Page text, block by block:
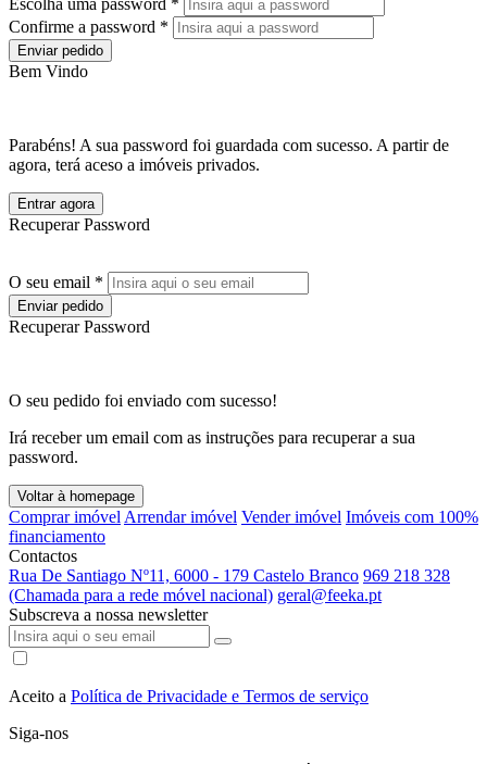
Escolha uma password *
Confirme a password *
Enviar pedido
Bem Vindo
Parabéns! A sua password foi guardada com sucesso. A partir de
agora, terá aceso a imóveis privados.
Entrar agora
Recuperar Password
O seu email *
Enviar pedido
Recuperar Password
O seu pedido foi enviado com sucesso!
Irá receber um email com as instruções para recuperar a sua
password.
Voltar à homepage
Comprar imóvel Arrendar imóvel Vender imóvel Imóveis com 100%
financiamento
Contactos
Rua De Santiago Nº11, 6000 - 179 Castelo Branco 969 218 328
(Chamada para a rede móvel nacional) geral@feeka.pt
Subscreva a nossa newsletter
Aceito a Política de Privacidade e Termos de serviço
Siga-nos